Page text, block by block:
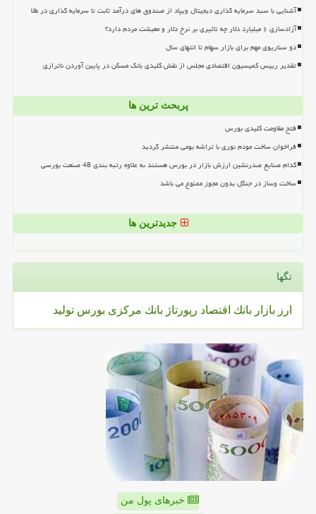
آشنایی با سبد سرمایه گذاری دیجیتال ویپاد از صندوق های درآمد ثابت تا سرمایه گذاری در طلا
آزادسازی ۶ میلیارد دلار چه تاثیری بر نرخ دلار و معیشت مردم دارد؟
دو سناریوی مهم برای بازار سهام تا انتهای سال
تقدیر رییس کمیسیون اقتصادی مجلس از نقش کلیدی بانک مسکن در پایین آوردن ناترازی
پربحث ترین ها
فتح مقاومت کلیدی بورس
فراخوان ساخت مودم نوری با تراشه بومی منتشر گردید
کدام صنایع صدرنشین ارزش بازار در بورس هستند به علاوه رتبه بندی 48 صنعت بورسی
ساخت وساز در جنگل بدون مجوز ممنوع می باشد
جدیدترین ها
تگها
ارز بازار بانك اقتصاد رپورتاژ بانك مركزی بورس تولید
خبرهای پول من